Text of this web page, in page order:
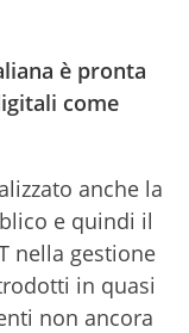
è pronta
come
anche la
e quindi il
nella gestione
in quasi
non ancora